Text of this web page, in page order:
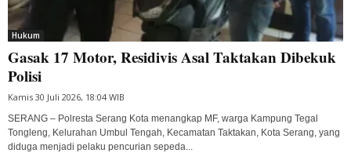
Hukum
Gasak 17 Motor, Residivis Asal Taktakan Dibekuk
Polisi
Kamis 30 Juli 2026, 18:04 WIB
SERANG – Polresta Serang Kota menangkap MF, warga Kampung Tegal
Tongleng, Kelurahan Umbul Tengah, Kecamatan Taktakan, Kota Serang, yang
diduga menjadi pelaku pencurian sepeda...